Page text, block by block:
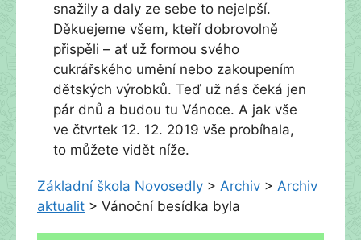
snažily a daly ze sebe to nejelpší.
Děkuejeme všem, kteří dobrovolně
přispěli – ať už formou svého
cukrářského umění nebo zakoupením
dětských výrobků. Teď už nás čeká jen
pár dnů a budou tu Vánoce. A jak vše
ve čtvrtek 12. 12. 2019 vše probíhala,
to můžete vidět níže.
Základní škola Novosedly > Archiv > Archiv
aktualit > Vánoční besídka byla